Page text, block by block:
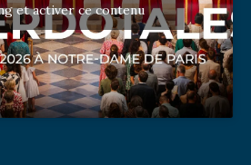
et activer ce contenu